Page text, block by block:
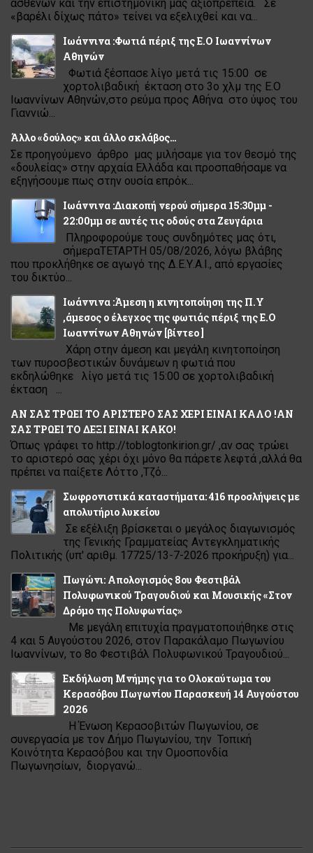
ασθενών και την επιστημονική μας αξιοπρέπεια. Σε
«βαρέλι δίχως πάτο» τείνει να εξελιχθεί και να...
Ιωάννινα :Φωτιά πέριξ της Ε.Ο Ιωαννίνων
Αθηνών
Φωτιά ξέσπασε λίγο μετά τις 15:00 σε
χορτολιβαδική έκταση στο 3ο χλμ της Ε.Ο
Ιωαννίνων Αθηνών,στο ρεύμα προς Αθήνα στο ύψος του
Γιαννιώ...
Άλλο «δούλος» και άλλο σκλάβος…
Σε προηγούμενο άρθρο μας μιλήσαμε για τον θεσμό της
«δουλείας» στην αρχαία Ελλάδα και προσπαθήσαμε να
εξηγήσουμε πως στην ουσία επρόκ...
Ιωάννινα :Διακοπή νερού σήμερα 15:30μμ -
22:00μμ σε αυτές τις οδούς στα Ζευγάρια
Πληροφορούμε τους συνδημότες μας ότι,
σήμεραΤΕΤΑΡΤΗ 05/08/2026, λόγω βλάβης
που προκλήθηκε σε αγωγό της Δ.Ε.Υ.Α.Ι., από εργασίες
του δικτύο...
Ιωάννινα :Άμεση η κινητοποίηση της Π.Υ
,άμεσος ο έλεγχος της φωτιάς πέριξ της Ε.Ο
Ιωαννίνων Αθηνών [βίντεο ]
Χάρη στην άμεση και μεγάλη κινητοποίηση
των πυροσβεστικών δυνάμεων η φωτιά που
εκδηλώθηκε λίγο μετά τις 15:00 σε χορτολιβαδική
έκταση ...
ΑΝ ΣΑΣ ΤΡΩΕΙ ΤΟ ΑΡΙΣΤΕΡΟ ΣΑΣ ΧΕΡΙ ΕΙΝΑΙ ΚΑΛΟ !ΑΝ
ΣΑΣ ΤΡΩΕΙ ΤΟ ΔΕΞΙ ΕΙΝΑΙ ΚΑΚΟ!
Όπως γράφει το http://toblogtonkirion.gr/ ,αν σας τρώει
το αριστερό σας χέρι όχι μόνο θα πάρετε λεφτά ,αλλά θα
πρέπει να παίξετε Λόττο ,Τζό...
Σωφρονιστικά καταστήματα: 416 προσλήψεις με
απολυτήριο λυκείου
Σε εξέλιξη βρίσκεται ο μεγάλος διαγωνισμός
της Γενικής Γραμματείας Αντεγκληματικής
Πολιτικής (υπ' αριθμ. 17725/13-7-2026 προκήρυξη) για...
Πωγώνι: Απολογισμός 8ου Φεστιβάλ
Πολυφωνικού Τραγουδιού και Μουσικής «Στον
Δρόμο της Πολυφωνίας»
Με μεγάλη επιτυχία πραγματοποιήθηκε στις
4 και 5 Αυγούστου 2026, στον Παρακάλαμο Πωγωνίου
Ιωαννίνων, το 8ο Φεστιβάλ Πολυφωνικού Τραγουδιού...
Εκδήλωση Μνήμης για το Ολοκαύτωμα του
Κερασόβου Πωγωνίου Παρασκευή 14 Αυγούστου
2026
Η Ένωση Κερασοβιτών Πωγωνίου, σε
συνεργασία με τον Δήμο Πωγωνίου, την Τοπική
Κοινότητα Κερασόβου και την Ομοσπονδία
Πωγωνησίων, διοργανώ...